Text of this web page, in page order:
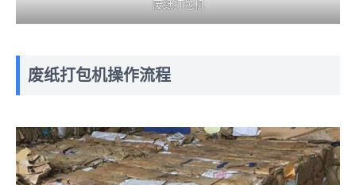
废纸打包机
废纸打包机操作流程